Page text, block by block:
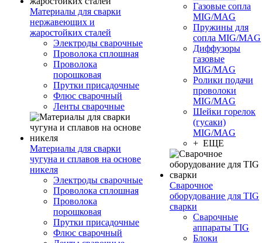
Материалы для сварки
нержавеющих и
жаростойких сталей
Электроды сварочные
Проволока сплошная
Проволока
порошковая
Прутки присадочные
Флюс сварочный
Ленты сварочные
Материалы для сварки
чугуна и сплавов на основе
никеля
Электроды сварочные
Проволока сплошная
Проволока
порошковая
Прутки присадочные
Флюс сварочный
Газовые сопла
MIG/MAG
Пружины для
сопла MIG/MAG
Диффузоры
газовые
MIG/MAG
Ролики подачи
проволоки
MIG/MAG
Шейки горелок
(гусаки)
MIG/MAG
+ ЕЩЕ
Сварочное
оборудование для TIG
сварки
Сварочные
аппараты TIG
Блоки